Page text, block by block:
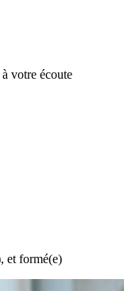
votre écoute
et formé(e)